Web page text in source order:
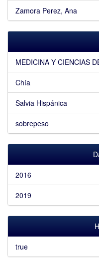
Zamora Perez, Ana
MEDICINA Y CIENCIAS
Chía
Salvia Hispánica
sobrepeso
2016
2019
true